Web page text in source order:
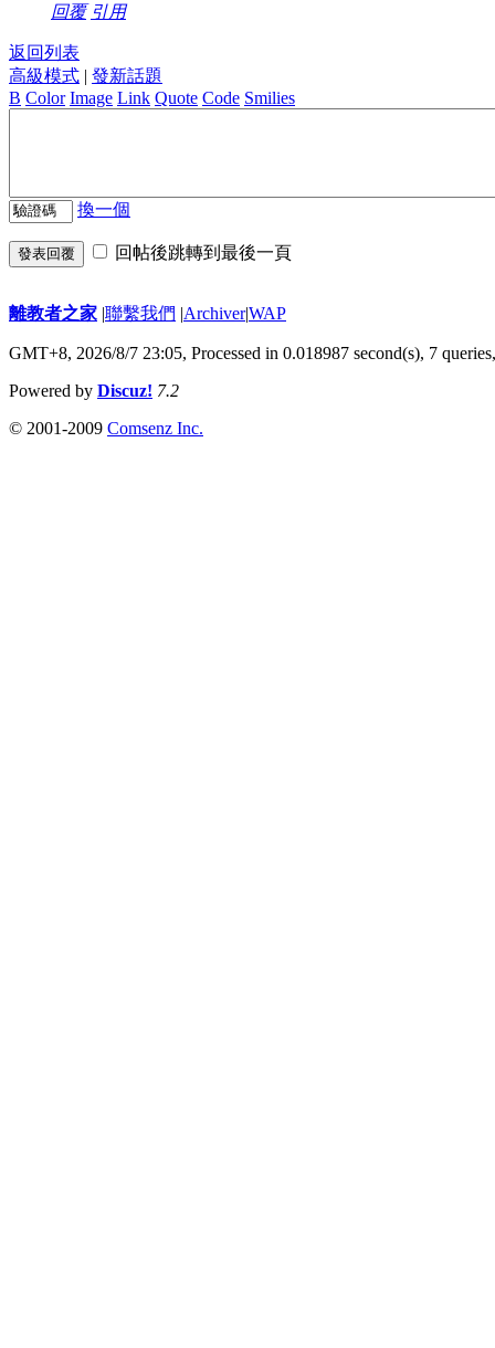
回覆 引用
返回列表
高級模式 | 發新話題
B Color Image Link Quote Code Smilies
換一個
發表回覆 回帖後跳轉到最後一頁
離教者之家 |聯繫我們 |Archiver|WAP
GMT+8, 2026/8/7 23:05, Processed in 0.018987 second(s), 7
Powered by Discuz! 7.2
© 2001-2009 Comsenz Inc.